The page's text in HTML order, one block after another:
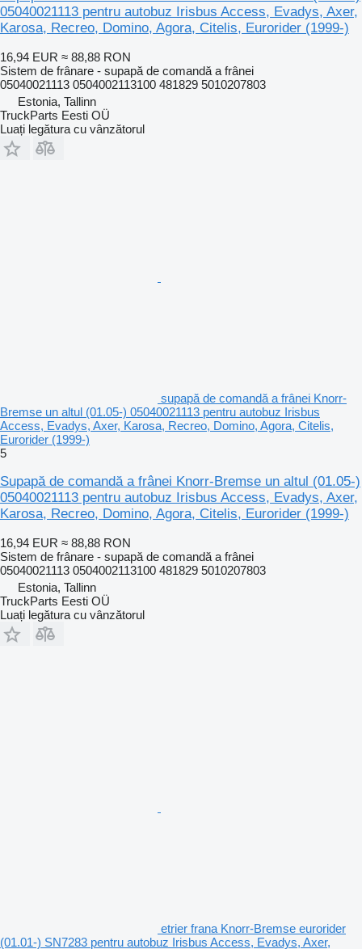
05040021113 pentru autobuz Irisbus Access, Evadys, Axer,
Karosa, Recreo, Domino, Agora, Citelis, Eurorider (1999-)
16,94 EUR ≈ 88,88 RON
Sistem de frânare - supapă de comandă a frânei
05040021113 0504002113100 481829 5010207803
Estonia, Tallinn
TruckParts Eesti OÜ
Luați legătura cu vânzătorul
supapă de comandă a frânei Knorr-
Bremse un altul (01.05-) 05040021113 pentru autobuz Irisbus
Access, Evadys, Axer, Karosa, Recreo, Domino, Agora, Citelis,
Eurorider (1999-)
5
Supapă de comandă a frânei Knorr-Bremse un altul (01.05-)
05040021113 pentru autobuz Irisbus Access, Evadys, Axer,
Karosa, Recreo, Domino, Agora, Citelis, Eurorider (1999-)
16,94 EUR ≈ 88,88 RON
Sistem de frânare - supapă de comandă a frânei
05040021113 0504002113100 481829 5010207803
Estonia, Tallinn
TruckParts Eesti OÜ
Luați legătura cu vânzătorul
etrier frana Knorr-Bremse eurorider
(01.01-) SN7283 pentru autobuz Irisbus Access, Evadys, Axer,